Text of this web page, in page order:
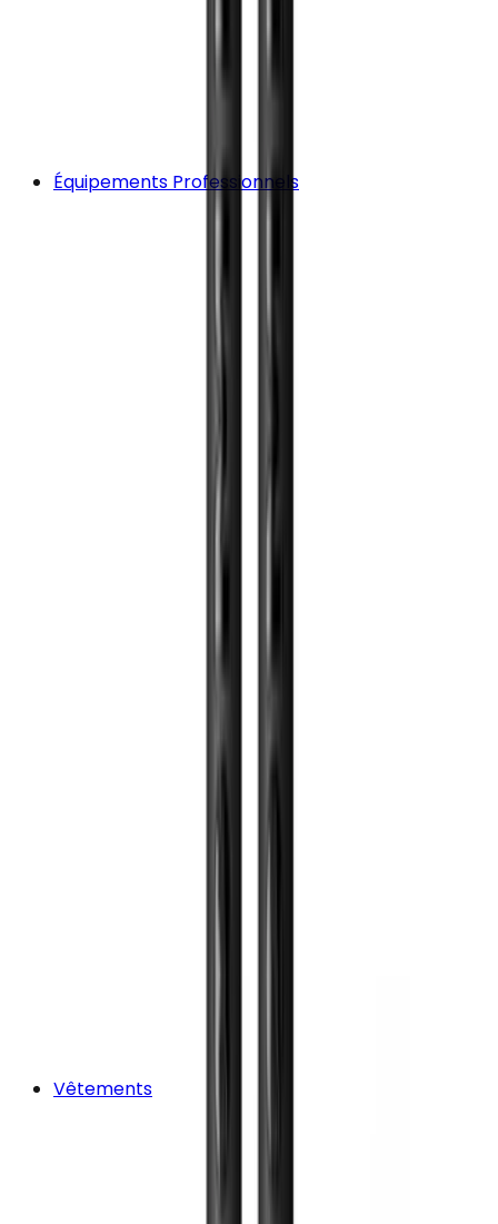
Équipements Professionnels
Vêtements